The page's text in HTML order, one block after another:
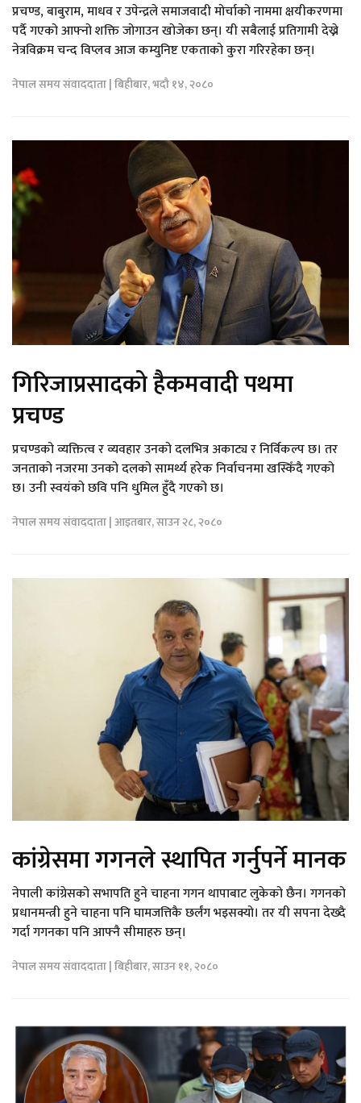
प्रचण्ड, बाबुराम, माधव र उपेन्द्रले समाजवादी मोर्चाको नाममा क्षयीकरणमा
पर्दै गएको आफ्नो शक्ति जोगाउन खोजेका छन्। यी सबैलाई प्रतिगामी देख्ने
नेत्रविक्रम चन्द विप्लव आज कम्युनिष्ट एकताको कुरा गरिरहेका छन्।
नेपाल समय संवाददाता | बिहीबार, भदौ १४, २०८०
गिरिजाप्रसादको हैकमवादी पथमा
प्रचण्ड
प्रचण्डको व्यक्तित्व र व्यवहार उनको दलभित्र अकाट्य र निर्विकल्प छ। तर
जनताको नजरमा उनको दलको सामर्थ्य हरेक निर्वाचनमा खस्किँदै गएको
छ। उनी स्वयंको छवि पनि धुमिल हुँदै गएको छ।
नेपाल समय संवाददाता | आइतबार, साउन २८, २०८०
कांग्रेसमा गगनले स्थापित गर्नुपर्ने मानक
नेपाली कांग्रेसको सभापति हुने चाहना गगन थापाबाट लुकेको छैन। गगनको
प्रधानमन्त्री हुने चाहना पनि घामजत्तिकै छर्लंग भइसक्यो। तर यी सपना देख्दै
गर्दा गगनका पनि आफ्नै सीमाहरु छन्।
नेपाल समय संवाददाता | बिहीबार, साउन ११, २०८०